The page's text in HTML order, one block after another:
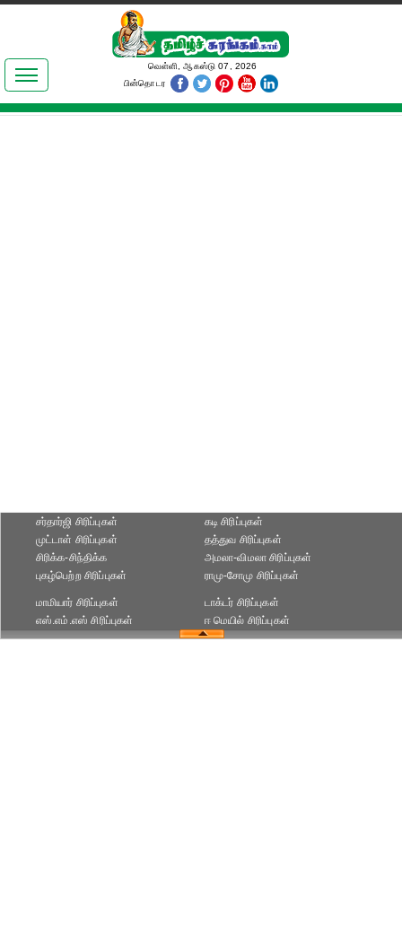
இலக்கியங்கள்
தமிழ் உலகம்
வெள்ளி, ஆகஸ்டு 07, 2026
பின்தொடர
சர்தார்ஜி சிரிப்புகள்
முட்டாள் சிரிப்புகள்
கடி சிரிப்புகள்
தத்துவ சிரிப்புகள்
சிரிக்க-சிந்திக்க
புகழ்பெற்ற சிரிப்புகள்
அமலா-விமலா சிரிப்புகள்
ராமு-சோமு சிரிப்புகள்
மாமியார் சிரிப்புகள்
எஸ்.எம்.எஸ் சிரிப்புகள்
டாக்டர் சிரிப்புகள்
ஈ மெயில் சிரிப்புகள்